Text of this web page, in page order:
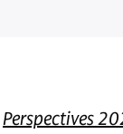
Perspectives